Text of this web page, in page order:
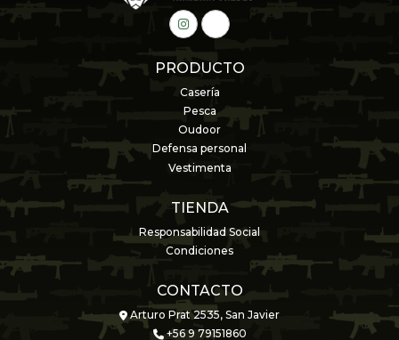
PRODUCTO
Casería
Pesca
Oudoor
Defensa personal
Vestimenta
TIENDA
Responsabilidad Social
Condiciones
CONTACTO
Arturo Prat 2535, San Javier
+56 9 79151860